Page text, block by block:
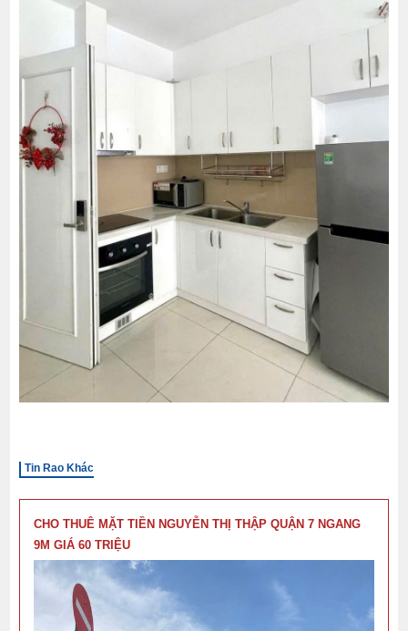
Tin Rao Khác
CHO THUÊ MẶT TIỀN NGUYỄN THỊ THẬP QUẬN 7 NGANG
9M GIÁ 60 TRIỆU